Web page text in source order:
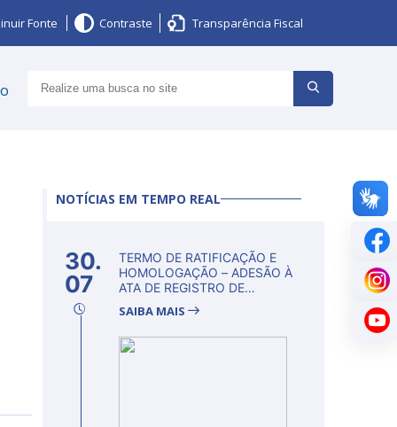
Fonte Contraste Transparência Fiscal
NOTÍCIAS EM TEMPO REAL
30.
07
TERMO DE RATIFICAÇÃO E
HOMOLOGAÇÃO – ADESÃO À
ATA DE REGISTRO DE
SAIBA MAIS